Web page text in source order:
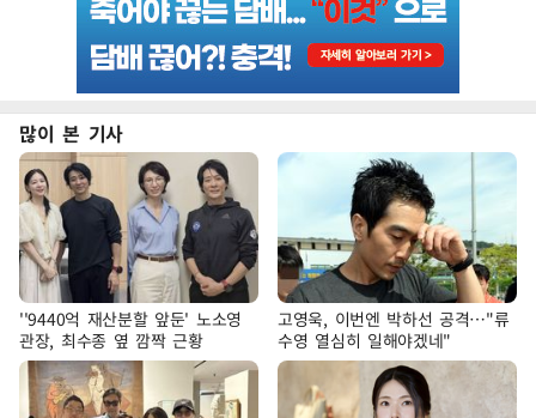
많이 본 기사
''9440억 재산분할 앞둔' 노소영
관장, 최수종 옆 깜짝 근황
고영욱, 이번엔 박하선 공격…"류
수영 열심히 일해야겠네"